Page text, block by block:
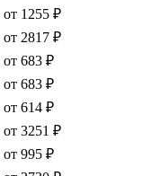
от 1255 ₽
от 2817 ₽
от 683 ₽
от 683 ₽
от 614 ₽
от 3251 ₽
от 995 ₽